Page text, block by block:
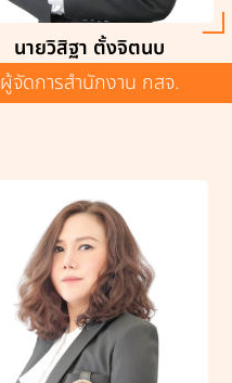
นายวิสิฐา ตั้งจิตนบ
ผู้จัดการสำนักงาน กสจ.